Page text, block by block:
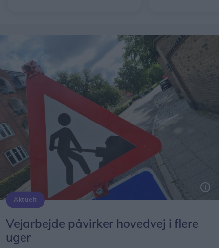
Aktuelt
Vejarbejde påvirker hovedvej i flere
uger